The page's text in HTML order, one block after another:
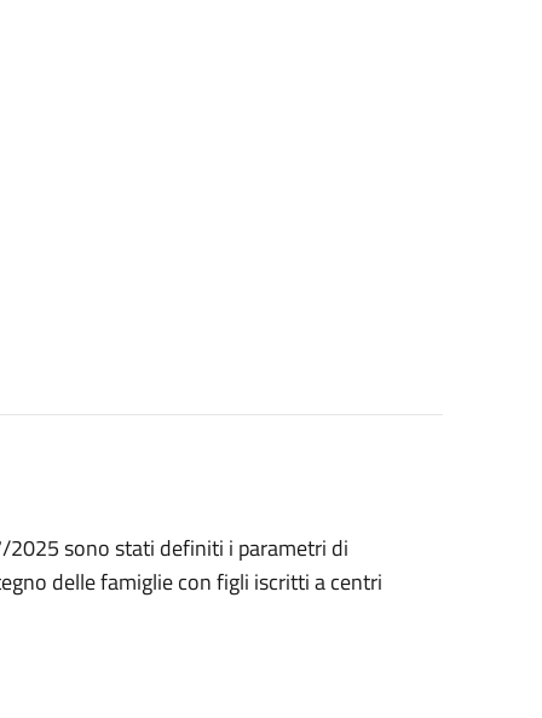
2025 sono stati definiti i parametri di
delle famiglie con figli iscritti a centri